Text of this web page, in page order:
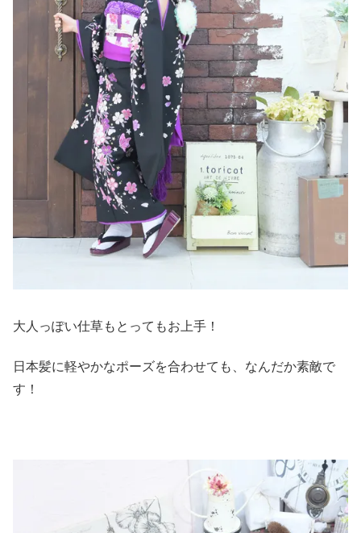
大人っぽい仕草もとってもお上手！
日本髪に軽やかなポーズを合わせても、なんだか素敵で
す！